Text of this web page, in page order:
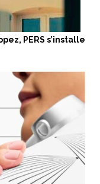
PERS s’installe